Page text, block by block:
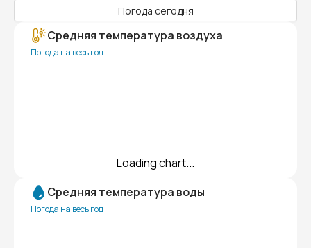
Погода сегодня
Средняя температура воздуха
Погода на весь год
Loading chart...
Средняя температура воды
Погода на весь год